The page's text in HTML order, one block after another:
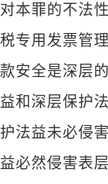
对本罪的不法
税专用发票管
款安全是深层
益和深层保护
护法益未必侵
益必然侵害表